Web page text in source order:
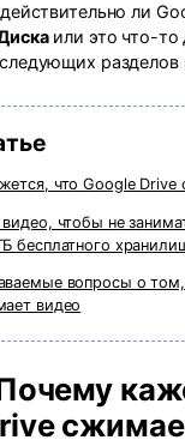
РЕШЕНИЙ
информация,
и графических
Последние новости и
ли
или это что-то
разделов
что Google Drive
чтобы не
бесплатного
вопросы о
видео